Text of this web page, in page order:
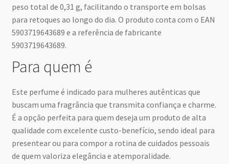
peso total de 0,31 g, facilitando o transporte em bolsas
para retoques ao longo do dia. O produto conta com o EAN
5903719643689 e a referência de fabricante
5903719643689.
Para quem é
Este perfume é indicado para mulheres autênticas que
buscam uma fragrância que transmita confiança e charme.
É a opção perfeita para quem deseja um produto de alta
qualidade com excelente custo-benefício, sendo ideal para
presentear ou para compor a rotina de cuidados pessoais
de quem valoriza elegância e atemporalidade.